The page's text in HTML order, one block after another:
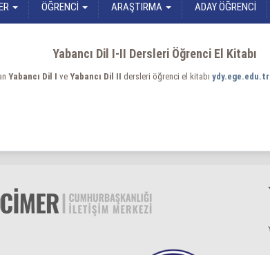
ÖĞRENCİ ARAŞTIRMA ADAY ÖĞRENCİ
Yabancı Dil I-II Dersleri Öğrenci El Kitabı
Yabancı Dil I ve Yabancı Dil II dersleri öğrenci el kitabı ydy.ege.edu.tr